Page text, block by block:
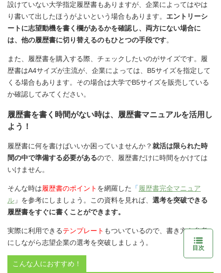
設けていない大学指定履歴書もありますが、企業によってはやは
り書いて出したほうがよいという場合もあります。 エントリーシ
ートに志望動機を書く欄があるかを確認し、両方にない場合に
は、他の履歴書に切り替えるのもひとつの手段です。
また、履歴書を購入する際、チェックしたいのがサイズです。履
歴書はA4サイズが主流が、企業によっては、B5サイズを指定して
くる場合もあります。その場合は大学でB5サイズを販売している
か確認してみてください。
履歴書を書く時間がない時は、履歴書マニュアルを活用し
よう！
履歴書に何を書けばいいか困っていませんか？就活は限られた時
間の中で準備する必要があるので、履歴書だけに時間をかけては
いけません。
そんな時は履歴書のポイント を網羅した 「 履歴書完全マニュア
ル 」を参考にしましょう。この資料を見れば、 選考を突破できる
履歴書をすぐに書くことができます。
実際に利用できるテンプレート もついているので、書き方を参考
にしながら志望企業の選考を突破しましょう。
こんな人におすすめ！
目次